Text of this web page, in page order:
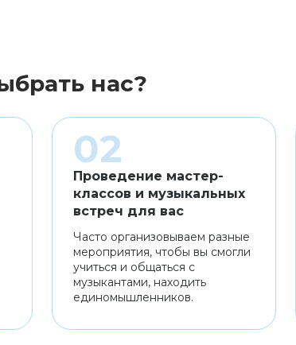
нас?
Проведение мастер-
классов и музыкальных
встреч для вас
Часто организовываем разные
мероприятия, чтобы вы смогли
учиться и общаться с
музыкантами, находить
единомышленников.